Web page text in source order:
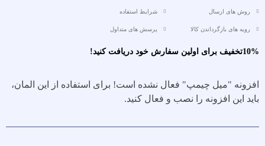
روش های ارسال
رویه های بازگرداندن کالا
شرایط استفاده
پرسش های متداول
10%تخفیف برای اولین سفارش خود دریافت کنید!
افزونه "میل چیمپ" فعال نشده است! برای استفاده از این المان،
باید این افزونه را نصب و فعال کنید.